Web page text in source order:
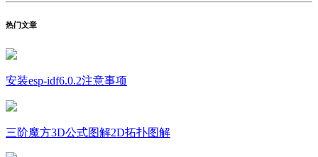
热门文章
安装esp-idf6.0.2注意事项
三阶魔方3D公式图解2D拓扑图解